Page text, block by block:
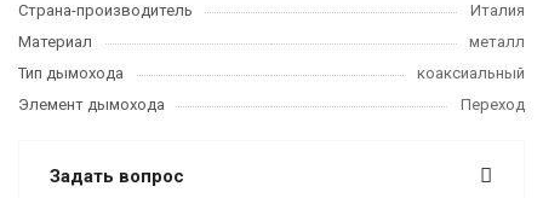
Страна-производитель
Италия
Материал
металл
Тип дымохода
коаксиальный
Элемент дымохода
Переход
Задать вопрос